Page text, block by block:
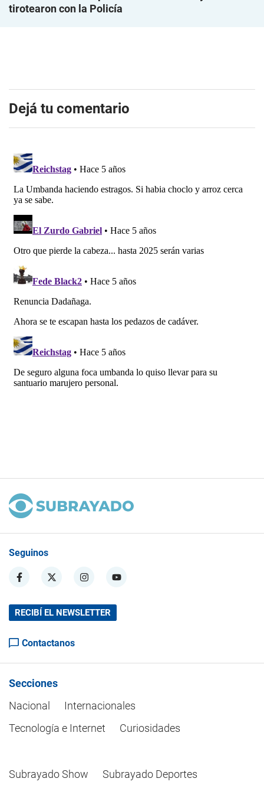
tirotearon con la Policía
Dejá tu comentario
Seguinos
RECIBÍ EL NEWSLETTER
Contactanos
Secciones
Nacional
Internacionales
Tecnología e Internet
Curiosidades
Subrayado Show Subrayado Deportes